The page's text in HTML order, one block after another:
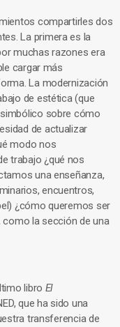
compartirles dos
La primera es la
muchas razones era
cargar más
La modernización
de estética (que
sobre cómo
de actualizar
modo nos
trabajo ¿qué nos
una enseñanza,
encuentros,
¿cómo queremos ser
la sección de una
libro El
que ha sido una
transferencia de